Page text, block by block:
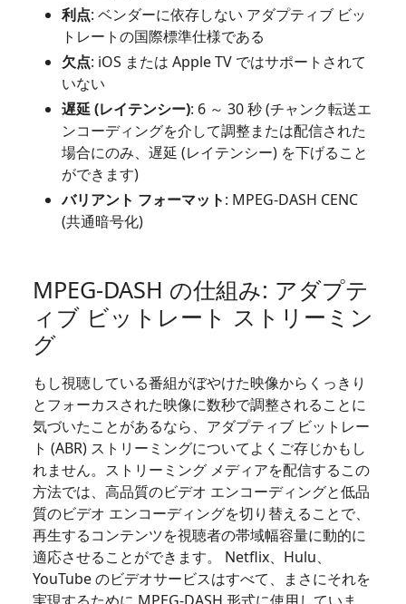
利点: ベンダーに依存しない アダプティブ ビッ
トレートの国際標準仕様である
欠点: iOS または Apple TV ではサポートされて
いない
遅延 (レイテンシー): 6 ～ 30 秒 (チャンク転送エ
ンコーディングを介して調整または配信された
場合にのみ、遅延 (レイテンシー) を下げること
ができます)
バリアント フォーマット: MPEG-DASH CENC
(共通暗号化)
MPEG-DASH の仕組み: アダプテ
ィブ ビットレート ストリーミン
グ
もし視聴している番組がぼやけた映像からくっきり
とフォーカスされた映像に数秒で調整されることに
気づいたことがあるなら、アダプティブ ビットレー
ト (ABR) ストリーミングについてよくご存じかもし
れません。ストリーミング メディアを配信するこの
方法では、高品質のビデオ エンコーディングと低品
質のビデオ エンコーディングを切り替えることで、
再生するコンテンツを視聴者の帯域幅容量に動的に
適応させることができます。 Netflix、Hulu、
YouTube のビデオサービスはすべて、まさにそれを